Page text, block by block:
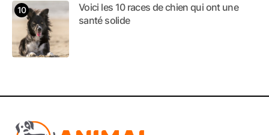
Voici les 10 races de chien qui ont une
santé solide